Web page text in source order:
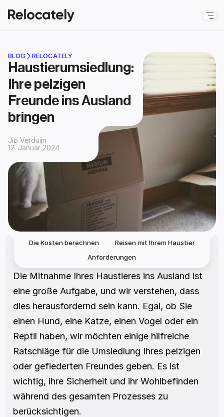
BLOG RELOCATELY
Haustierumsiedlung:
Ihre pelzigen
Freunde ins Ausland
bringen
Jip Verduijn
12. Januar 2024
Die Kosten berechnen
Reisen mit Ihrem Haustier
Anforderungen
Die Mitnahme Ihres Haustieres ins Ausland ist
eine große Aufgabe, und wir verstehen, dass
dies herausfordernd sein kann. Egal, ob Sie
einen Hund, eine Katze, einen Vogel oder ein
Reptil haben, wir möchten einige hilfreiche
Ratschläge für die Umsiedlung Ihres pelzigen
oder gefiederten Freundes geben. Es ist
wichtig, ihre Sicherheit und ihr Wohlbefinden
während des gesamten Prozesses zu
berücksichtigen.